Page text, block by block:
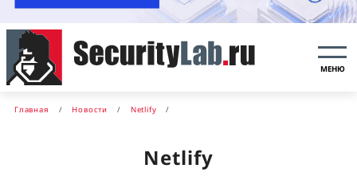
МЕНЮ
Главная Новости Netlify
Netlify